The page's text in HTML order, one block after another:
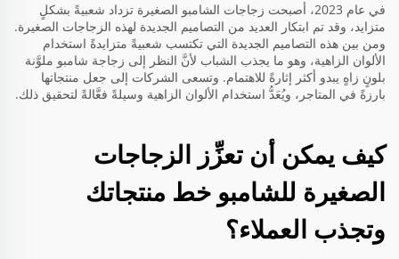
في عام 2023، أصبحت زجاجات الشامبو الصغيرة تزداد شعبيةً بشكلٍ
متزايد، وقد تم ابتكار العديد من التصاميم الجديدة لهذه الزجاجات الصغيرة.
ومن بين هذه التصاميم الجديدة التي تكتسب شعبيةً متزايدةً استخدام
الألوان الزاهية، وهو ما يجذب الشباب لأنَّ النظر إلى زجاجة شامبو ملوَّنة
بلونٍ زاهٍ يبدو أكثر إثارةً للاهتمام. وتسعى الشركات إلى جعل منتجاتها
بارزةً في المتاجر، ويُعَدُّ استخدام الألوان الزاهية وسيلةً فعَّالةً لتحقيق ذلك.
كيف يمكن أن تعزِّز الزجاجات
الصغيرة للشامبو خط منتجاتك
وتجذب العملاء؟